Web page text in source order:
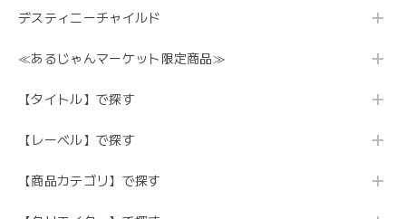
デスティニーチャイルド
≪あるじゃんマーケット限定商品≫
【タイトル】で探す
【レーベル】で探す
【商品カテゴリ】で探す